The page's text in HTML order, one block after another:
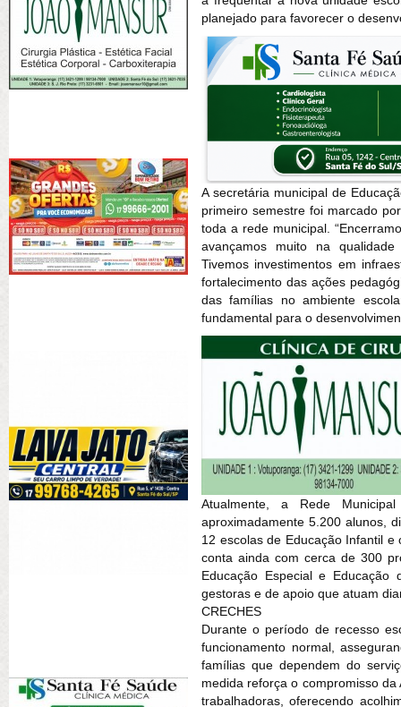
planejado para favorecer o
A secretária municipal de
primeiro semestre foi marcado
toda a rede municipal.
avançamos muito na
Tivemos investimentos em
fortalecimento das ações
das famílias no ambiente
fundamental para o
Atualmente, a Rede
aproximadamente 5.200 alunos,
12 escolas de Educação Infantil
conta ainda com cerca de 300
Educação Especial e
gestoras e de apoio que atuam
CRECHES
Durante o período de recesso
funcionamento normal,
famílias que dependem do
medida reforça o compromisso
trabalhadoras, oferecendo